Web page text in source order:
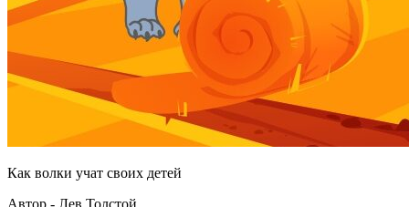
Как волки учат своих детей
Автор - Лев Толстой